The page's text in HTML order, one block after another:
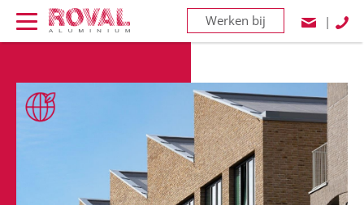
Werken bij |